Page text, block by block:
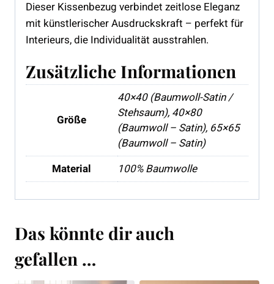
Dieser Kissenbezug verbindet zeitlose Eleganz
mit künstlerischer Ausdruckskraft – perfekt für
Interieurs, die Individualität ausstrahlen.
Zusätzliche Informationen
Größe
40×40 (Baumwoll-Satin /
Stehsaum), 40×80
(Baumwoll – Satin), 65×65
(Baumwoll – Satin)
Material
100% Baumwolle
Das könnte dir auch
gefallen …